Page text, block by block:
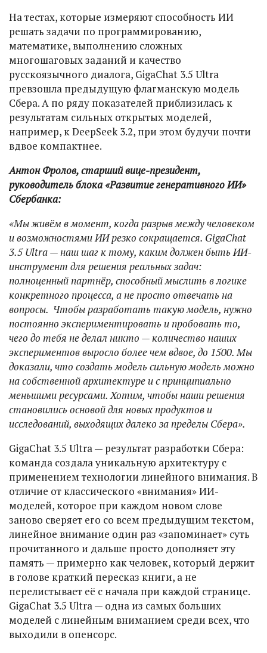
На тестах, которые измеряют способность ИИ
решать задачи по программированию,
математике, выполнению сложных
многошаговых заданий и качество
русскоязычного диалога, GigaChat 3.5 Ultra
превзошла предыдущую флагманскую модель
Сбера. А по ряду показателей приблизилась к
результатам сильных открытых моделей,
например, к DeepSeek 3.2, при этом будучи почти
вдвое компактнее.
Антон Фролов, старший вице-президент,
руководитель блока «Развитие генеративного ИИ»
Сбербанка:
«Мы живём в момент, когда разрыв между человеком
и возможностями ИИ резко сокращается. GigaChat
3.5 Ultra — наш шаг к тому, каким должен быть ИИ-
инструмент для решения реальных задач:
полноценный партнёр, способный мыслить в логике
конкретного процесса, а не просто отвечать на
вопросы. Чтобы разработать такую модель, нужно
постоянно экспериментировать и пробовать то,
чего до тебя не делал никто — количество наших
экспериментов выросло более чем вдвое, до 1500. Мы
доказали, что создать модель сильную модель можно
на собственной архитектуре и с принципиально
меньшими ресурсами. Хотим, чтобы наши решения
становились основой для новых продуктов и
исследований, выходящих далеко за пределы Сбера».
GigaChat 3.5 Ultra — результат разработки Сбера:
команда создала уникальную архитектуру с
применением технологии линейного внимания. В
отличие от классического «внимания» ИИ-
моделей, которое при каждом новом слове
заново сверяет его со всем предыдущим текстом,
линейное внимание один раз «запоминает» суть
прочитанного и дальше просто дополняет эту
память — примерно как человек, который держит
в голове краткий пересказ книги, а не
перелистывает её с начала при каждой странице.
GigaChat 3.5 Ultra — одна из самых больших
моделей с линейным вниманием среди всех, что
выходили в опенсорс.